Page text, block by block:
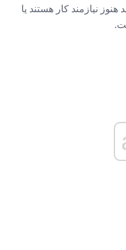
نیازمند کار هستند یا